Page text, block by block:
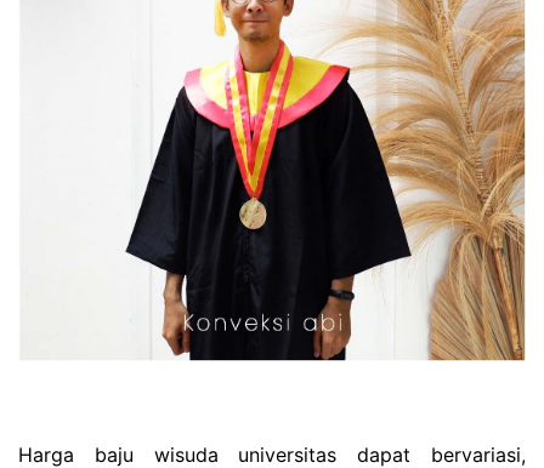
Harga baju wisuda universitas dapat bervariasi,